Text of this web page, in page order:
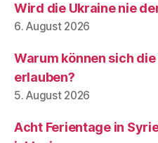
Wird die Ukraine nie
6. August 2026
Warum können sich
erlauben?
5. August 2026
Acht Ferientage in